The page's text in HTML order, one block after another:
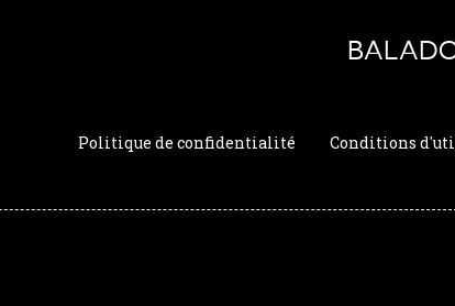
Politique de confidentialité Conditions